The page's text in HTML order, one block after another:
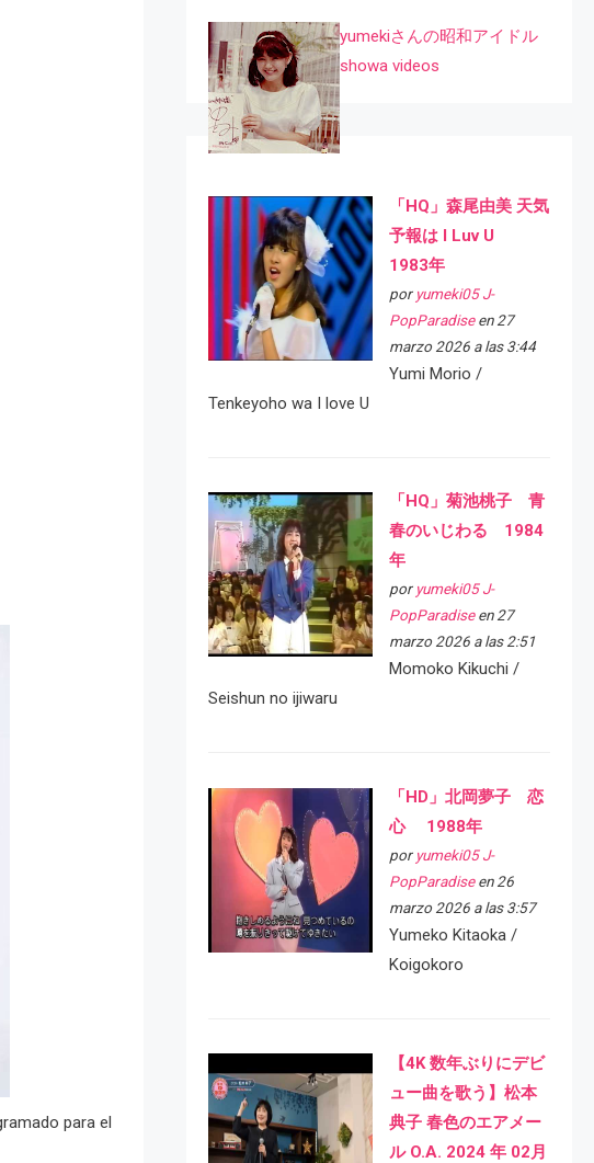
para el
yumekiさんの昭和アイドル
showa videos
「HQ」森尾由美 天気
予報は I Luv U
1983年
por yumeki05 J-
PopParadiseen 27
marzo 2026 a las 3:44
Yumi Morio /
Tenkeyoho wa I love U
「HQ」菊池桃子 青
春のいじわる 1984
年
por yumeki05 J-
PopParadiseen 27
marzo 2026 a las 2:51
Momoko Kikuchi /
Seishun no ijiwaru
「HD」北岡夢子 恋
心 1988年
por yumeki05 J-
PopParadiseen 26
marzo 2026 a las 3:57
Yumeko Kitaoka /
Koigokoro
【4K 数年ぶりにデビ
ュー曲を歌う】松本
典子 春色のエアメー
ル O.A. 2024 年 02月